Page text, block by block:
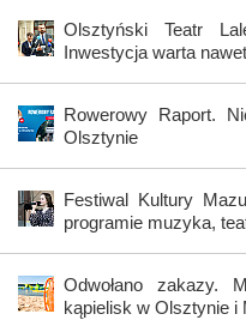
Olsztyński Teatr
Inwestycja warta
Rowerowy Raport.
Olsztynie
Festiwal Kultury
programie muzyka,
Odwołano zakazy.
kąpielisk w Olsztynie i